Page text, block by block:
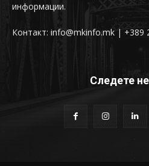
информации.
Контакт: info@mkinfo.mk | +389
Следете